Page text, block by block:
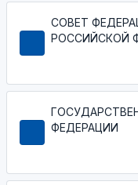
СОВЕТ
РОССИЙСКОЙ
ФЕДЕРАЦИИ